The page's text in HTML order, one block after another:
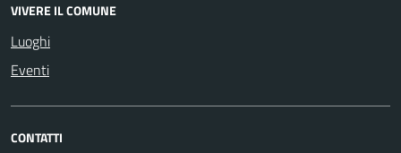
VIVERE IL COMUNE
Luoghi
Eventi
CONTATTI